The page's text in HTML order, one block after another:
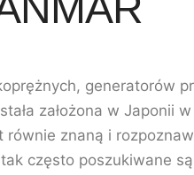
generatorów
założona w Japonii
znaną i
często poszukiwane